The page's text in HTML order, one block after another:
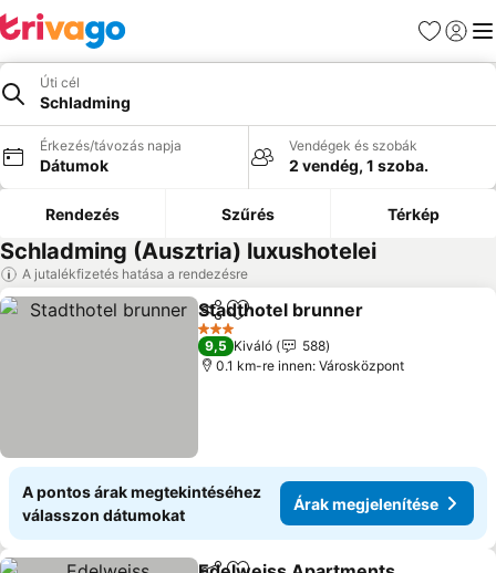
Kedvencek
Úti cél
Schladming
Érkezés/távozás napja
Dátumok
Vendégek és szobák
2 vendég, 1 szoba.
Rendezés Szűrés Térkép
Schladming (Ausztria) luxushotelei
A jutalékfizetés hatása a rendezésre
Megosztás
Hozzáadás a kedvencekhez
Stadthotel brunner
3 Kategória
9,5 Kiváló
588
0.1 km-re innen: Városközpont
A pontos árak megtekintéséhez
válasszon dátumokat
Árak megjelenítése